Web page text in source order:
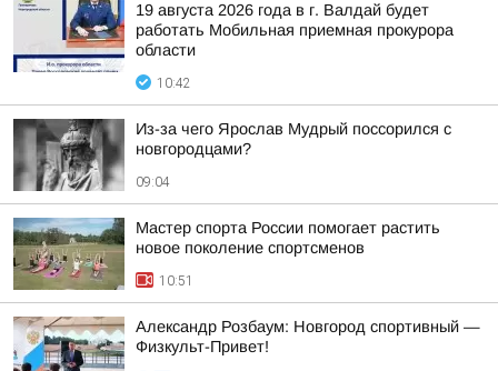
19 августа 2026 года в г. Валдай будет
работать Мобильная приемная прокурора
области
10:42
Из-за чего Ярослав Мудрый поссорился с
новгородцами?
09:04
Мастер спорта России помогает растить
новое поколение спортсменов
10:51
Александр Розбаум: Новгород спортивный —
Физкульт-Привет!